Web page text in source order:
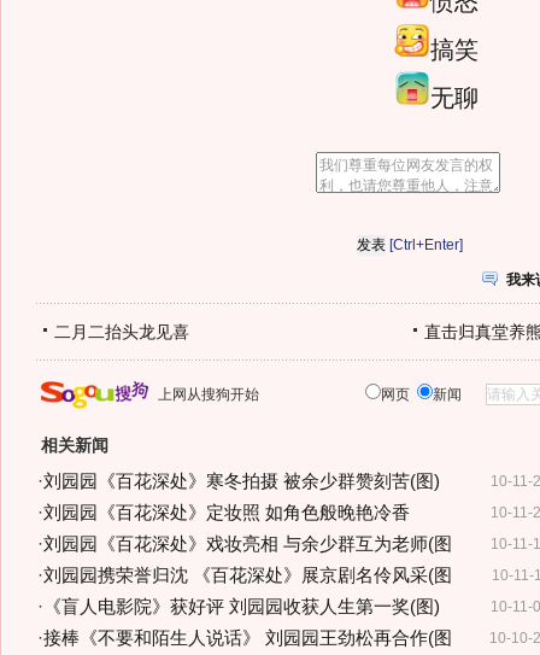
搞笑
无聊
[Ctrl+Enter]
我来
二月二抬头龙见喜 直击归真堂养
上网从搜狗开始 网页 新闻
相关新闻
10-11-
·刘园园《百花深处》寒冬拍摄 被余少群赞刻苦(图)
10-11-
·刘园园《百花深处》定妆照 如角色般晚艳冷香
10-11-
·刘园园《百花深处》戏妆亮相 与余少群互为老师(图
10-11-
·刘园园携荣誉归沈 《百花深处》展京剧名伶风采(图
10-11-
· 《盲人电影院》获好评 刘园园收获人生第一奖(图)
10-10-
·接棒《不要和陌生人说话》 刘园园王劲松再合作(图